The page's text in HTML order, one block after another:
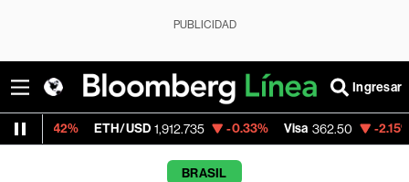
PUBLICIDAD
Ingresar
ETH/USD 1,912.735 -0.33% Visa 362.50 -2.15%
BRASIL